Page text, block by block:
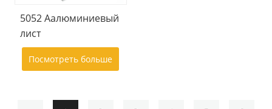
5052 Aалюминиевый
лист
Посмотреть больше